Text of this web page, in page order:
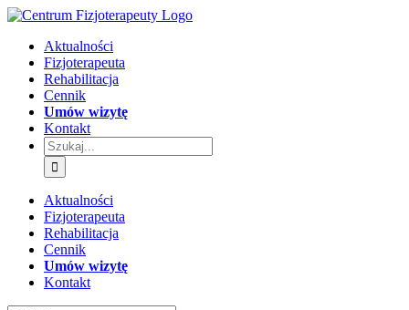
Przejdź
zawartościAktualności
Fizjoterapeuta
Rehabilitacja
Cennik
Umów wizytę
Kontakt
Szukaj
Aktualności
Fizjoterapeuta
Rehabilitacja
Cennik
Umów wizytę
Kontakt